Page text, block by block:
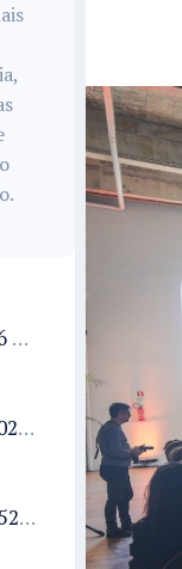
Projeto de Lei 1947/26 propõe fim de margens para cartão de crédito e consignado do INSS
Projeto de Lei 1955/2026 propõe criação de geração livre de fumo ao restringir venda de vapes a nascidos desde 1º de janeiro de 2009
Câmara analisa PL 1852/26 que institui Política Nacional de Gestão de Desempenho e Eficiência para servidores públicos